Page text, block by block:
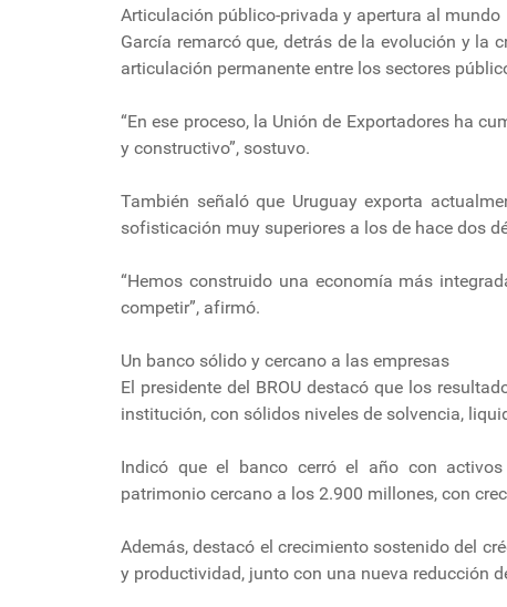
Articulación público-privada y apertura al mundo
García remarcó que, detrás de la evolución y la
articulación permanente entre los sectores
“En ese proceso, la Unión de Exportadores ha
y constructivo”, sostuvo.
También señaló que Uruguay exporta
sofisticación muy superiores a los de hace dos
“Hemos construido una economía más
competir”, afirmó.
Un banco sólido y cercano a las empresas
El presidente del BROU destacó que los
institución, con sólidos niveles de solvencia,
Indicó que el banco cerró el año con
patrimonio cercano a los 2.900 millones, con
Además, destacó el crecimiento sostenido del
y productividad, junto con una nueva reducción